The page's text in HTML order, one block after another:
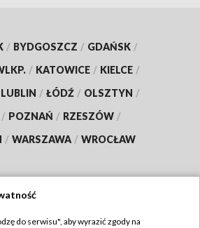
/ BYDGOSZCZ / GDAŃSK /
/ KATOWICE / KIELCE /
LUBLIN / ŁÓDŹ / OLSZTYN /
/ POZNAŃ / RZESZÓW /
/ WARSZAWA / WROCŁAW
do serwisu", aby wyrazić zgody na